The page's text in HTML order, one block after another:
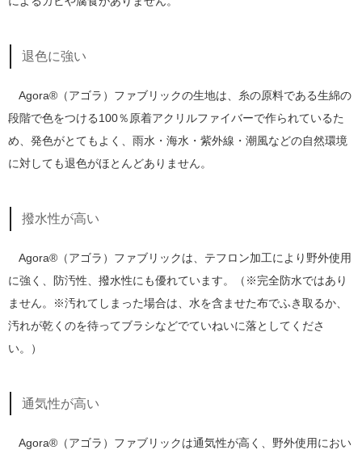
退色に強い
Agora®（アゴラ）ファブリックの生地は、糸の原料である生綿の
段階で色をつける100％原着アクリルファイバーで作られているた
め、発色がとてもよく、雨水・海水・紫外線・潮風などの自然環境
に対しても退色がほとんどありません。
撥水性が高い
Agora®（アゴラ）ファブリックは、テフロン加工により野外使用
に強く、防汚性、撥水性にも優れています。（※完全防水ではあり
ません。※汚れてしまった場合は、水を含ませた布でふき取るか、
汚れが乾くのを待ってブラシなどでていねいに落としてくださ
い。）
通気性が高い
Agora®（アゴラ）ファブリックは通気性が高く、野外使用におい